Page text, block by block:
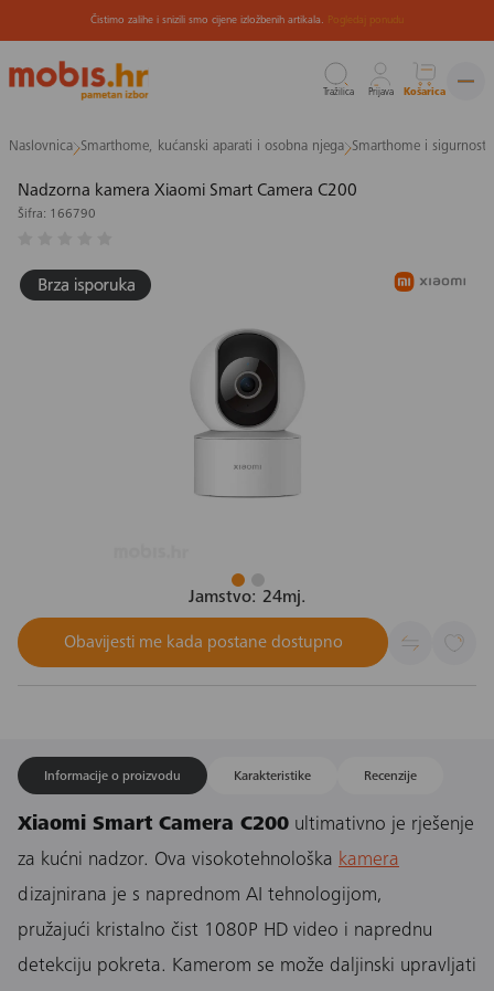
na
sadržaj
Čistimo zalihe i snizili smo cijene izložbenih artikala. Pogledaj ponudu
Tražilica Prijava Košarica
Naslovnica Smarthome, kućanski aparati i osobna njega Smarthome i sigurnost
Nadzorna kamera Xiaomi Smart Camera C200
Šifra: 166790
Jamstvo: 24mj.
Obavijesti me kada postane dostupno
Informacije o proizvodu Karakteristike Recenzije
Xiaomi Smart Camera C200 ultimativno je rješenje
za kućni nadzor. Ova visokotehnološka kamera
dizajnirana je s naprednom AI tehnologijom,
pružajući kristalno čist 1080P HD video i naprednu
detekciju pokreta. Kamerom se može daljinski upravljati